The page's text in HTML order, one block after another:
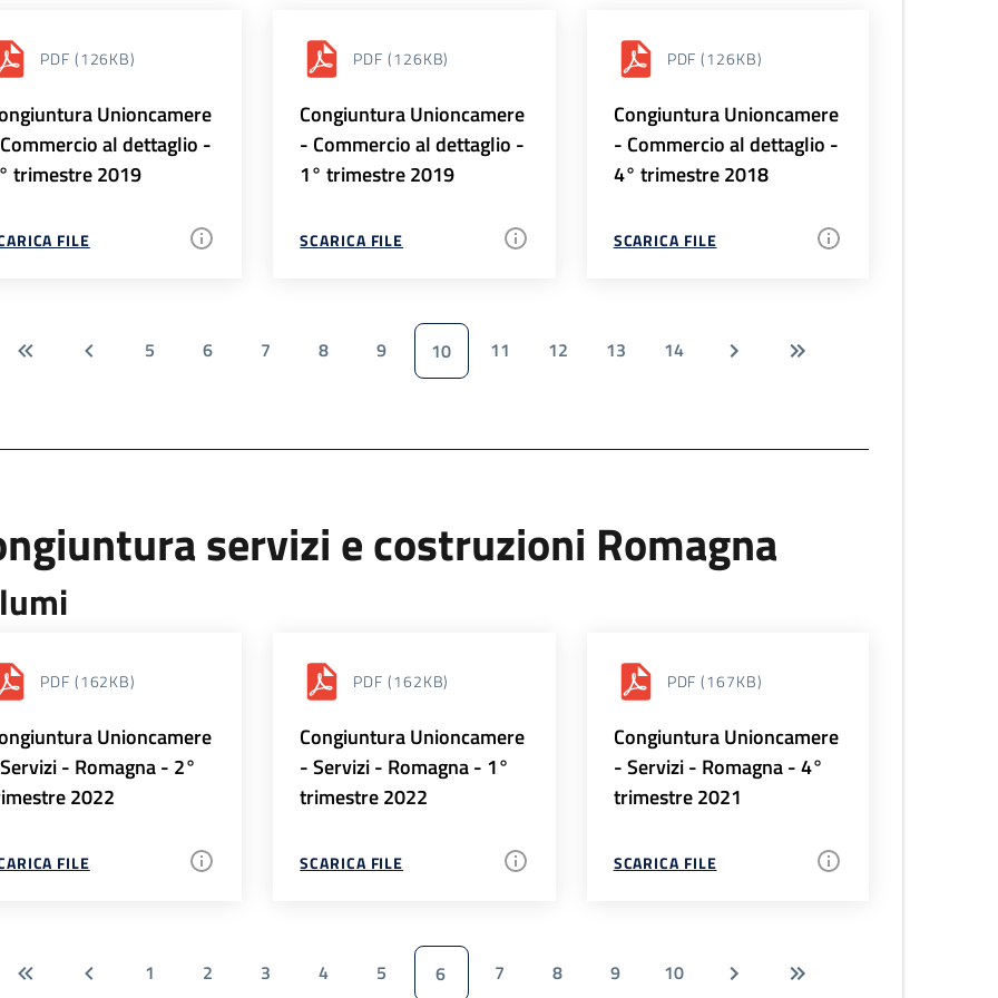
PDF (126KB)
Unioncamere
al dettaglio -
trimestre 2019
FILE
PDF (126KB)
Congiuntura Unioncamere
- Commercio al dettaglio -
1° trimestre 2019
SCARICA FILE
PDF (126KB)
Congiuntura Unioncamere
- Commercio al dettaglio -
4° trimestre 2018
SCARICA FILE
5 6 7 8 9 10 11 12 13 14
servizi e costruzioni Romagna
PDF (162KB)
Unioncamere
- Romagna - 2°
2022
FILE
PDF (162KB)
Congiuntura Unioncamere
- Servizi - Romagna - 1°
trimestre 2022
SCARICA FILE
PDF (167KB)
Congiuntura Unioncamere
- Servizi - Romagna - 4°
trimestre 2021
SCARICA FILE
1 2 3 4 5 6 7 8 9 10